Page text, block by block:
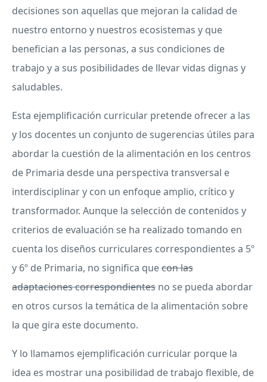
decisiones son aquellas que mejoran la calidad de
nuestro entorno y nuestros ecosistemas y que
benefician a las personas, a sus condiciones de
trabajo y a sus posibilidades de llevar vidas dignas y
saludables.
Esta ejemplificación curricular pretende ofrecer a las
y los docentes un conjunto de sugerencias útiles para
abordar la cuestión de la alimentación en los centros
de Primaria desde una perspectiva transversal e
interdisciplinar y con un enfoque amplio, crítico y
transformador. Aunque la selección de contenidos y
criterios de evaluación se ha realizado tomando en
cuenta los diseños curriculares correspondientes a 5º
y 6º de Primaria, no significa quecon las
adaptaciones correspondientes no se pueda abordar
en otros cursos la temática de la alimentación sobre
la que gira este documento.
Y lo llamamos ejemplificación curricular porque la
idea es mostrar una posibilidad de trabajo flexible, de